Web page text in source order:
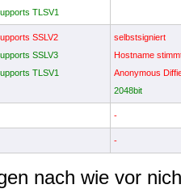
TLSV1
SSLV2
SSLV3
TLSV1
selbstsigniert
Hostname
Anonymous
2048bit
-
-
nach wie vor